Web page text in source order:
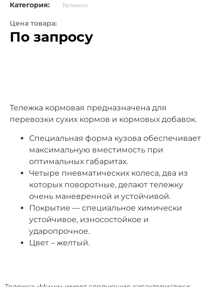
Категория: Тележки
Цена товара:
По запросу
Тележка кормовая предназначена для
перевозки сухих кормов и кормовых добавок.
Специальная форма кузова обеспечивает
максимальную вместимость при
оптимальных габаритах.
Четыре пневматических колеса, два из
которых поворотные, делают тележку
очень маневренной и устойчивой.
Покрытие — специальное химически
устойчивое, износостойкое и
ударопрочное.
Цвет – желтый.